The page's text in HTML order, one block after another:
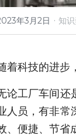
年3月2日 · 知
着科技的进步
论工厂车间还
人员，有非常
、便捷、节省